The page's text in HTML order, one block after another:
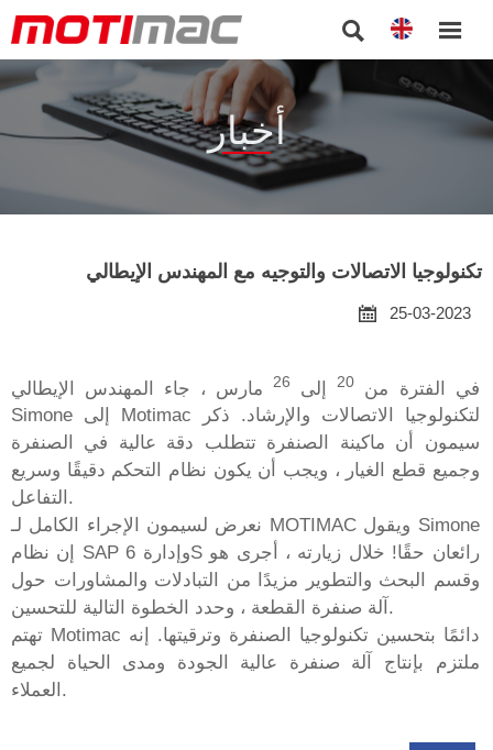
 
أخبار
تكنولوجيا الاتصالات والتوجيه مع المهندس الإيطالي

25-03-2023
في الفترة من 20إلى 26مارس ، جاء المهندس الإيطالي
Simone إلى Motimac لتكنولوجيا الاتصالات والإرشاد. ذكر
سيمون أن ماكينة الصنفرة تتطلب دقة عالية في الصنفرة
وجميع قطع الغيار ، ويجب أن يكون نظام التحكم دقيقًا وسريع
التفاعل.
نعرض لسيمون الإجراء الكامل لـ MOTIMAC ويقول Simone
إن نظام SAP وإدارة 6S رائعان حقًا! خلال زيارته ، أجرى هو
وقسم البحث والتطوير مزيدًا من التبادلات والمشاورات حول
آلة صنفرة القطعة ، وحدد الخطوة التالية للتحسين.
تهتم Motimac دائمًا بتحسين تكنولوجيا الصنفرة وترقيتها. إنه
ملتزم بإنتاج آلة صنفرة عالية الجودة ومدى الحياة لجميع
العملاء.